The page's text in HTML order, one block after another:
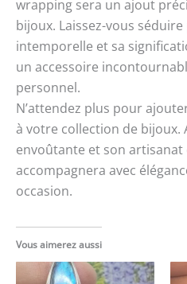
wrapping sera un ajout
bijoux. Laissez-vous
intemporelle et sa
un accessoire
personnel.
N’attendez plus pour
à votre collection de bijoux.
envoûtante et son artisanat
accompagnera avec
occasion.
Vous aimerez aussi